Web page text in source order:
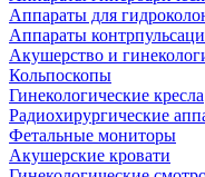
Аппараты для
Аппараты
Акушерство и
Кольпоскопы
Гинекологические кресла
Радиохирургические
Фетальные мониторы
Акушерские кровати